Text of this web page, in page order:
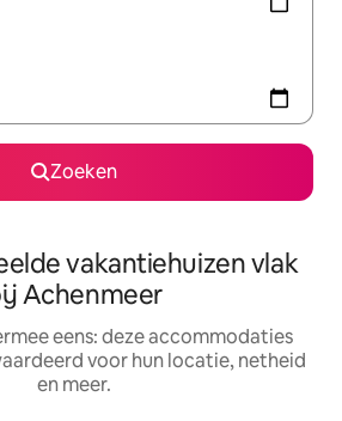
Zoeken
vakantiehuizen vlak
Achenmeer
eens: deze accommodaties
voor hun locatie, netheid
en meer.